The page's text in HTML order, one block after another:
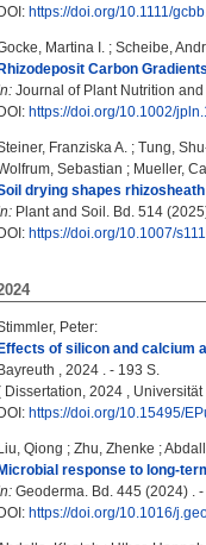
DOI: https://doi.org/10.1111/
Martina I. ; Scheibe,
Rhizodeposit Carbon
Journal of Plant Nutrition
DOI: https://doi.org/10.1002/
Franziska A. ; Tung,
Sebastian ; Mueller,
drying shapes
Plant and Soil. Bd. 514
DOI: https://doi.org/10.1007/
Peter:
Effects of silicon and calcium
Bayreuth , 2024 . - 193 S.
Dissertation, 2024 ,
DOI: https://doi.org/10.15495/
Liu, Qiong ; Zhu, Zhenke ;
Microbial response to long-
Geoderma. Bd. 445 (2024) .
DOI: https://doi.org/10.1016/